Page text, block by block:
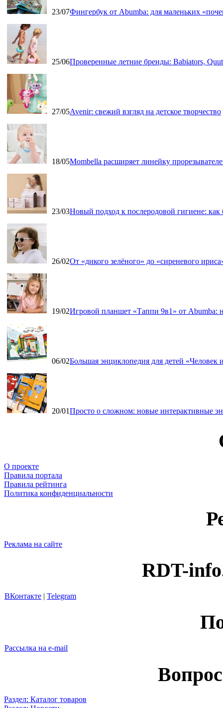
23/07Фингербук от Abumba: для маленьких
25/06Проверенные летние бренды: Babiators,
27/05Avenir: свежий взгляд на детское творчество
18/05Mombella расширяет линейку
23/03Новый подход к послеродовой гигиене:
26/02От «дикого зелёного» до «сиреневого
19/02Игровой планшет «Таппи 9в1» от Abumba:
06/02Большая энциклопедия для детей
20/01Просто о сложном: новые интерактивные
О проекте
Правила портала
Правила рейтинга
Политика конфиденциальности
Реклама на сайте
RDT-
ВКонтакте | Telegram
Рассылка на e-mail
Раздел: Каталог товаров